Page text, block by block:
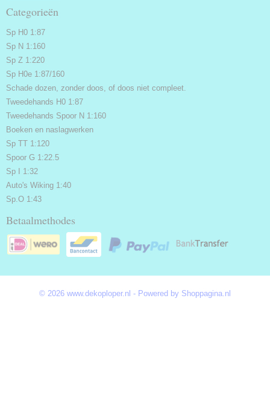
Categorieën
Sp H0 1:87
Sp N 1:160
Sp Z 1:220
Sp H0e 1:87/160
Schade dozen, zonder doos, of doos niet compleet.
Tweedehands H0 1:87
Tweedehands Spoor N 1:160
Boeken en naslagwerken
Sp TT 1:120
Spoor G 1:22.5
Sp I 1:32
Auto's Wiking 1:40
Sp.O 1:43
Betaalmethodes
© 2026 www.dekoploper.nl - Powered by Shoppagina.nl